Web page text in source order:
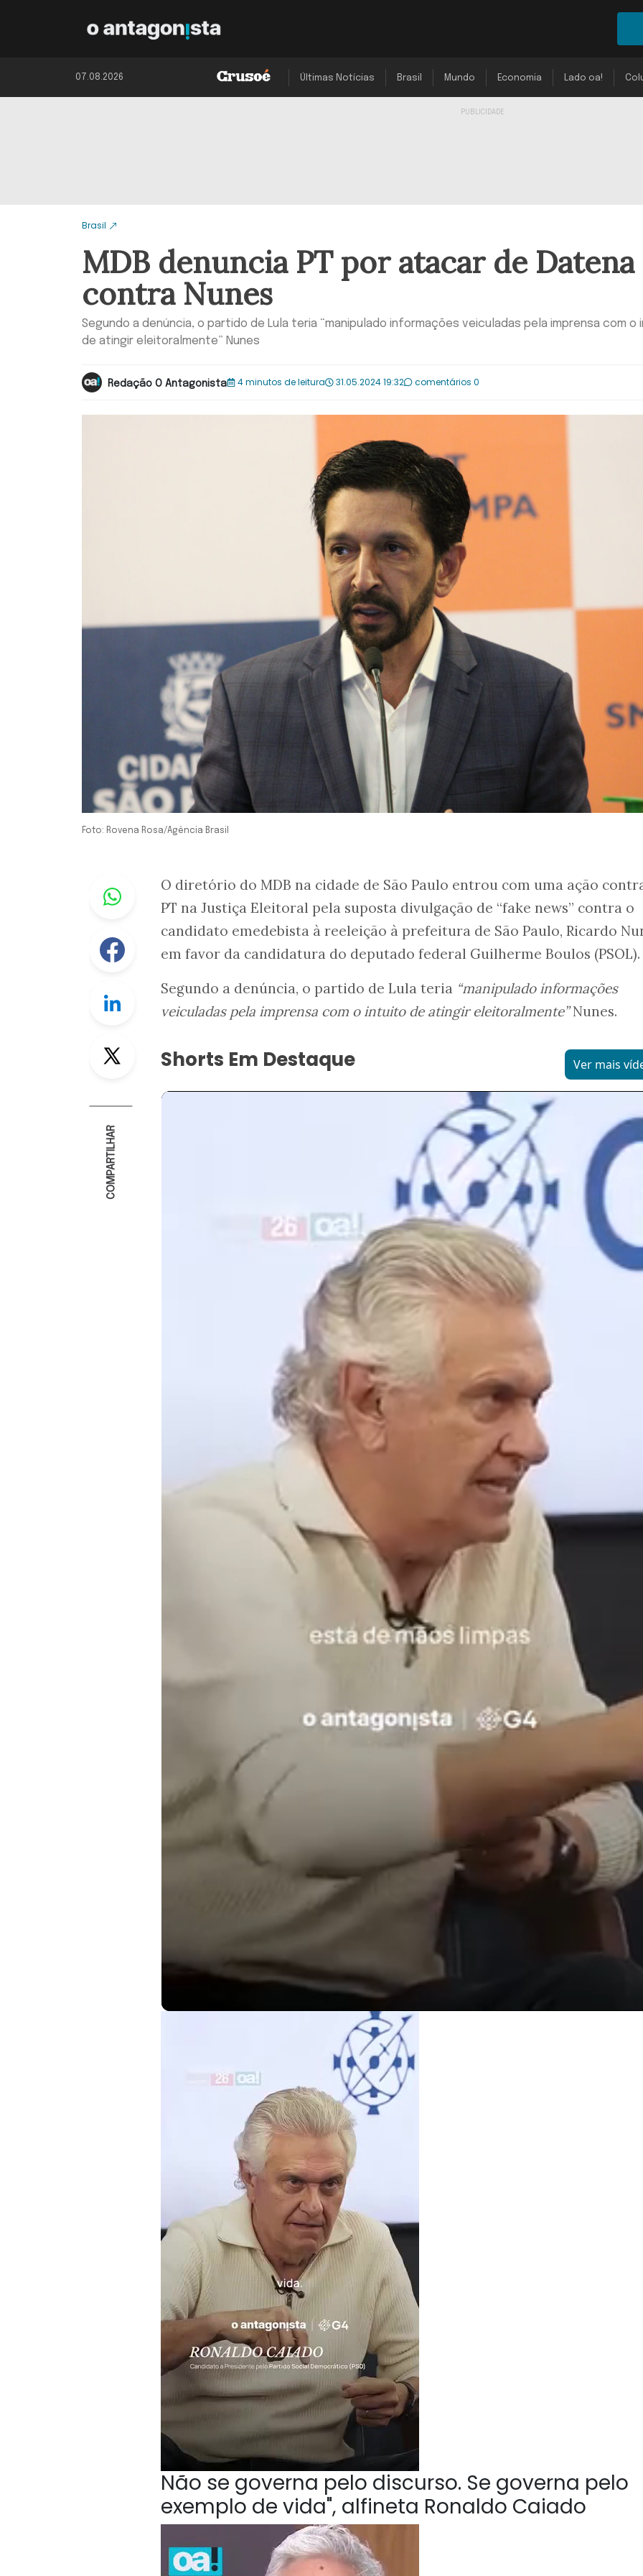
07.08.2026 Últimas Notícias Brasil Mundo Economia Lado oa!
Brasil
MDB denuncia PT por atacar de Datena
contra Nunes
Segundo a denúncia, o partido de Lula teria “manipulado informações veiculadas pela imprensa com o
de atingir eleitoralmente” Nunes
Redação O Antagonista 4 minutos de leitura 31.05.2024 19:32 comentários 0
Foto: Rovena Rosa/Agência Brasil
Whastapp
Facebook
Linkedin
COMPARTILHAR
O diretório do MDB na cidade de São Paulo entrou com uma ação
PT na Justiça Eleitoral pela suposta divulgação de “fake news” contra o
candidato emedebista à reeleição à prefeitura de São Paulo, Ricardo
em favor da candidatura do deputado federal Guilherme Boulos (PSOL).
Segundo a denúncia, o partido de Lula teria “manipulado informações
veiculadas pela imprensa com o intuito de atingir eleitoralmente”Nunes.
Shorts Em Destaque Ver mais
Não se governa pelo discurso. Se governa pelo
exemplo de vida", alfineta Ronaldo Caiado